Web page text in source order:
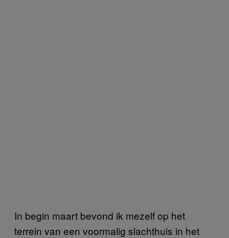
In begin maart bevond ik mezelf op het
terrein van een voormalig slachthuis in het